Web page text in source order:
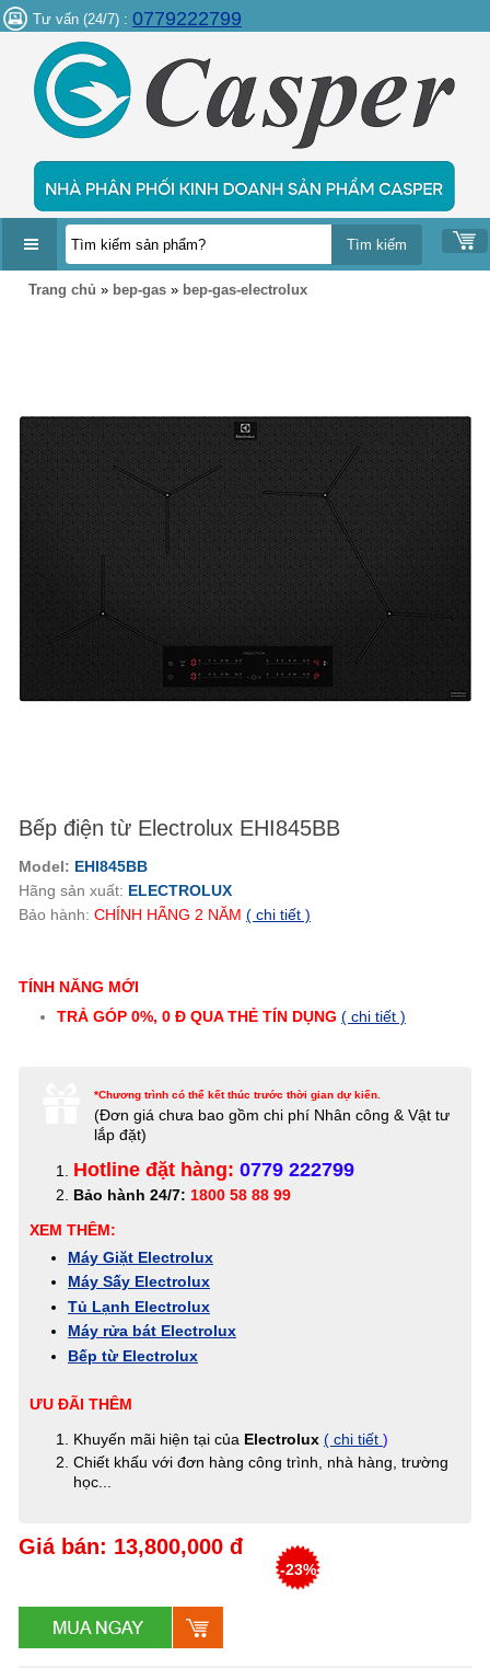
Tư vấn (24/7) : 0779222799
DANH
Trang chủ » bep-gas » bep-gas-electrolux
Bếp điện từ Electrolux EHI845BB
Model: EHI845BB
Hãng sản xuất: ELECTROLUX
Bảo hành: CHÍNH HÃNG 2 NĂM ( chi tiết )
TÍNH NĂNG MỚI
TRẢ GÓP 0%, 0 Đ QUA THẺ TÍN DỤNG ( chi tiết )
*Chương trình có thể kết thúc trước thời gian dự kiến.
(Đơn giá chưa bao gồm chi phí Nhân công & Vật tư
lắp đặt)
Hotline đặt hàng: 0779 222799
Bảo hành 24/7: 1800 58 88 99
XEM THÊM:
Máy Giặt Electrolux
Máy Sấy Electrolux
Tủ Lạnh Electrolux
Máy rửa bát Electrolux
Bếp từ Electrolux
ƯU ĐÃI THÊM
Khuyến mãi hiện tại của Electrolux ( chi tiết )
Chiết khấu với đơn hàng công trình, nhà hàng, trường
học...
Giá bán: 13,800,000 đ
-23%